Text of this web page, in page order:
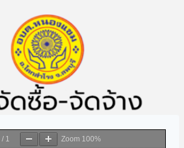
/ 1 Zoom 100%